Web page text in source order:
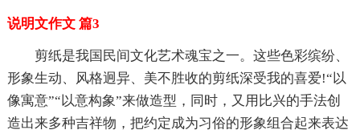
说明文作文 篇3
剪纸是我国民间文化艺术魂宝之一。这些色彩缤纷、
形象生动、风格迥异、美不胜收的剪纸深受我的喜爱!“以
像寓意”“以意构象”来做造型，同时，又用比兴的手法创
造出来多种吉祥物，把约定成为习俗的形象组合起来表达